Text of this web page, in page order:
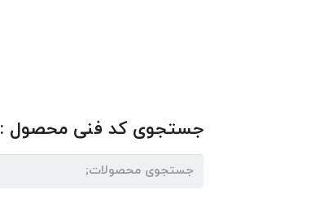
جستجوی کد فنی محصول :
جستجو
برای: